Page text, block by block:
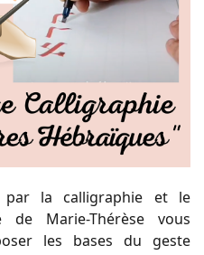
la calligraphie et le
de Marie-Thérèse vous
les bases du geste